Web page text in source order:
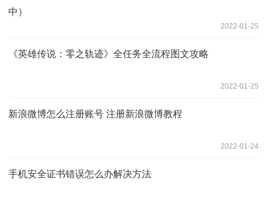
中）
2022-01-25
《英雄传说：零之轨迹》全任务全流程图文攻略
2022-01-25
新浪微博怎么注册账号 注册新浪微博教程
2022-01-24
手机安全证书错误怎么办解决方法